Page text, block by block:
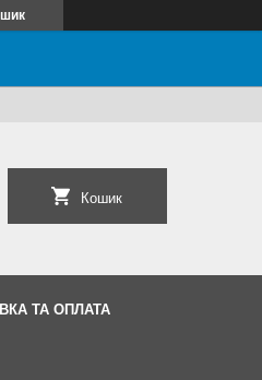
Кошик
ТА ОПЛАТА